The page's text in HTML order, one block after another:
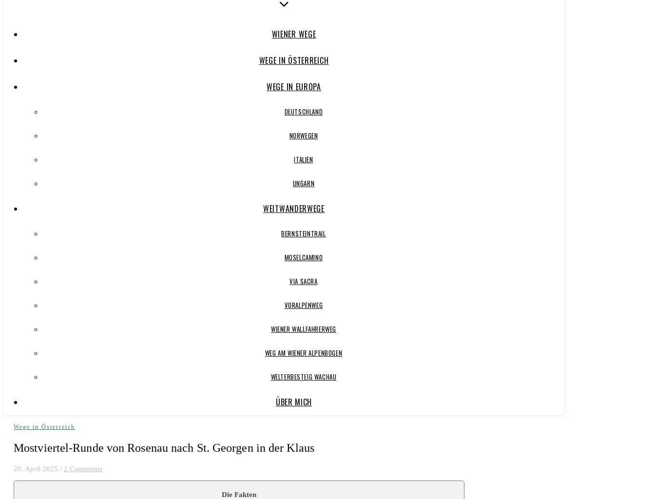
WIENER WEGE
WEGE IN ÖSTERREICH
WEGE IN EUROPA
DEUTSCHLAND
NORWEGEN
ITALIEN
UNGARN
WEITWANDERWEGE
BERNSTEINTRAIL
MOSELCAMINO
VIA SACRA
VORALPENWEG
WIENER WALLFAHRERWEG
WEG AM WIENER ALPENBOGEN
WELTERBESTEIG WACHAU
ÜBER MICH
Wege in Österreich
Mostviertel-Runde von Rosenau nach St. Georgen in der Klaus
20. April 2025 / 2 Comments
Die Fakten